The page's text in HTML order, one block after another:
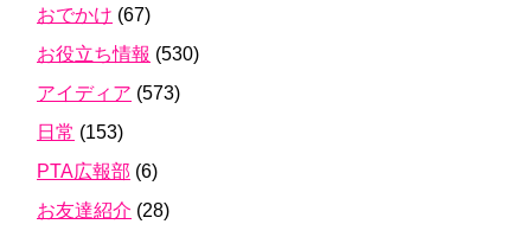
おでかけ (67)
お役立ち情報 (530)
アイディア (573)
日常 (153)
PTA広報部 (6)
お友達紹介 (28)